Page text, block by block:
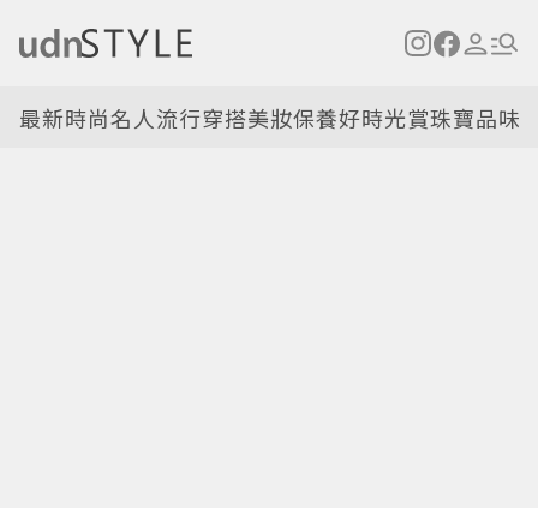
最新時尚名人流行穿搭美妝保養好時光賞珠寶品味